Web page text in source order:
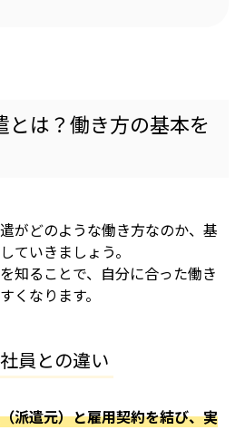
とは？働き方の基本を
がどのような働き方なのか、基
ていきましょう。
知ることで、自分に合った働き
くなります。
員との違い
派遣元）と雇用契約を結び、実